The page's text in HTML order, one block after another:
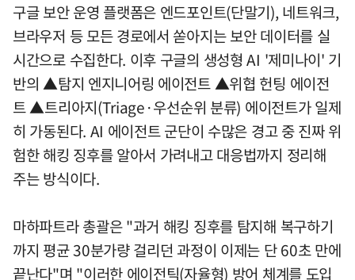
구글 보안 운영 플랫폼은 엔드포인트(단말기), 네트워크,
브라우저 등 모든 경로에서 쏟아지는 보안 데이터를 실
시간으로 수집한다. 이후 구글의 생성형 AI '제미나이' 기
반의 ▲탐지 엔지니어링 에이전트 ▲위협 헌팅 에이전
트 ▲트리아지(Triage·우선순위 분류) 에이전트가 일제
히 가동된다. AI 에이전트 군단이 수많은 경고 중 진짜 위
험한 해킹 징후를 알아서 가려내고 대응법까지 정리해
주는 방식이다.
마하파트라 총괄은 "과거 해킹 징후를 탐지해 복구하기
까지 평균 30분가량 걸리던 과정이 이제는 단 60초 만에
끝난다"며 "이러한 에이전틱(자율형) 방어 체계를 도입